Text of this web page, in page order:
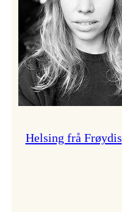
Helsing frå Frøydis